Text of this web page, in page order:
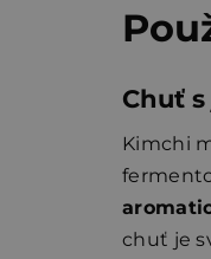
Chuť
Kimchi
chuť je